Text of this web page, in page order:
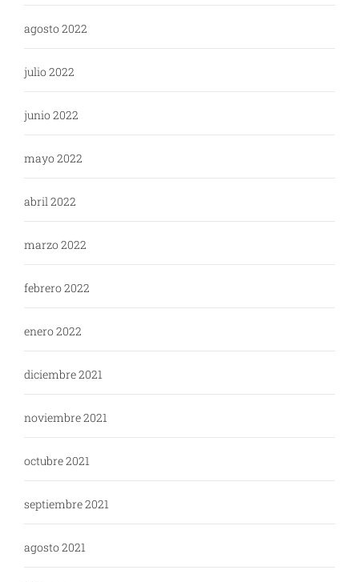
agosto 2022
julio 2022
junio 2022
mayo 2022
abril 2022
marzo 2022
febrero 2022
enero 2022
diciembre 2021
noviembre 2021
octubre 2021
septiembre 2021
agosto 2021